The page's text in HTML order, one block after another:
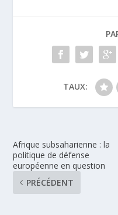
TAUX:
Afrique subsaharienne : la
politique de défense
européenne en question
PRÉCÉDENT